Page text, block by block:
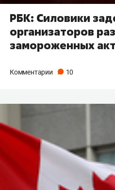
РБК: Силовики
организаторов
замороженных
Комментарии 10